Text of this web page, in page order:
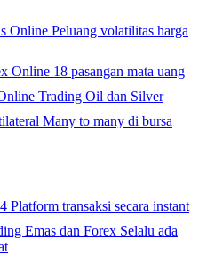
Online Peluang volatilitas harga
Online 18 pasangan mata uang
Trading Oil dan Silver
Many to many di bursa
Platform transaksi secara instant
Emas dan Forex Selalu ada